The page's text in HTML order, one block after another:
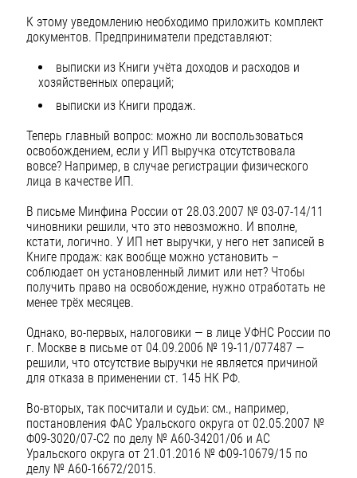
К этому уведомлению необходимо приложить комплект
документов. Предприниматели представляют:
выписки из Книги учёта доходов и расходов и
хозяйственных операций;
выписки из Книги продаж.
Теперь главный вопрос: можно ли воспользоваться
освобождением, если у ИП выручка отсутствовала
вовсе? Например, в случае регистрации физического
лица в качестве ИП.
В письме Минфина России от 28.03.2007 № 03-07-14/11
чиновники решили, что это невозможно. И вполне,
кстати, логично. У ИП нет выручки, у него нет записей в
Книге продаж: как вообще можно установить –
соблюдает он установленный лимит или нет? Чтобы
получить право на освобождение, нужно отработать не
менее трёх месяцев.
Однако, во-первых, налоговики — в лице УФНС России по
г. Москве в письме от 04.09.2006 № 19-11/077487 —
решили, что отсутствие выручки не является причиной
для отказа в применении ст. 145 НК РФ.
Во-вторых, так посчитали и судьи: см., например,
постановления ФАС Уральского округа от 02.05.2007 №
Ф09-3020/07-С2 по делу № А60-34201/06 и АС
Уральского округа от 21.01.2016 № Ф09-10679/15 по
делу № А60-16672/2015.